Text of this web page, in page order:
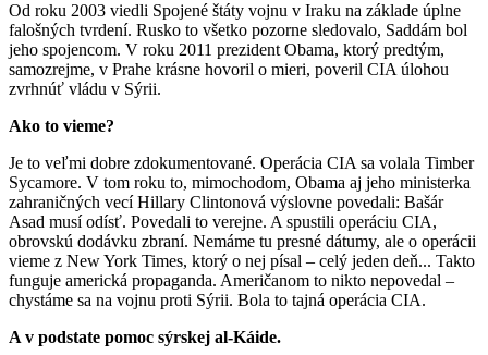
Od roku 2003 viedli Spojené štáty vojnu v Iraku na základe úplne
falošných tvrdení. Rusko to všetko pozorne sledovalo, Saddám bol
jeho spojencom. V roku 2011 prezident Obama, ktorý predtým,
samozrejme, v Prahe krásne hovoril o mieri, poveril CIA úlohou
zvrhnúť vládu v Sýrii.
Ako to vieme?
Je to veľmi dobre zdokumentované. Operácia CIA sa volala Timber
Sycamore. V tom roku to, mimochodom, Obama aj jeho ministerka
zahraničných vecí Hillary Clintonová výslovne povedali: Bašár
Asad musí odísť. Povedali to verejne. A spustili operáciu CIA,
obrovskú dodávku zbraní. Nemáme tu presné dátumy, ale o operácii
vieme z New York Times, ktorý o nej písal – celý jeden deň... Takto
funguje americká propaganda. Američanom to nikto nepovedal –
chystáme sa na vojnu proti Sýrii. Bola to tajná operácia CIA.
A v podstate pomoc sýrskej al-Káide.